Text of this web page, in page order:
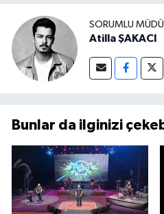
SORUMLU
Atilla ŞAKACI
Bunlar da ilginizi